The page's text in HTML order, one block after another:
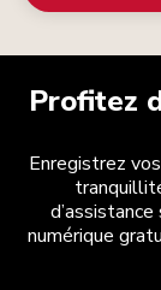
Profitez
Enregistrez
d’assistance
numérique